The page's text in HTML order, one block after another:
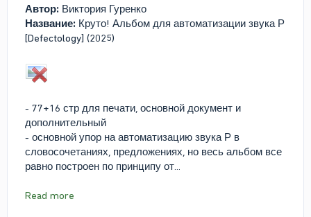
Автор: Виктория Гуренко
Название: Круто! Альбом для автоматизации звука Р
[Defectology] (2025)
- 77+16 стр для печати, основной документ и
дополнительный
- основной упор на автоматизацию звука Р в
словосочетаниях, предложениях, но весь альбом все
равно построен по принципу от...
Read more